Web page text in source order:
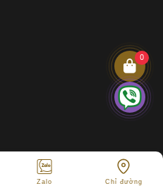
0
Zalo Chỉ đường